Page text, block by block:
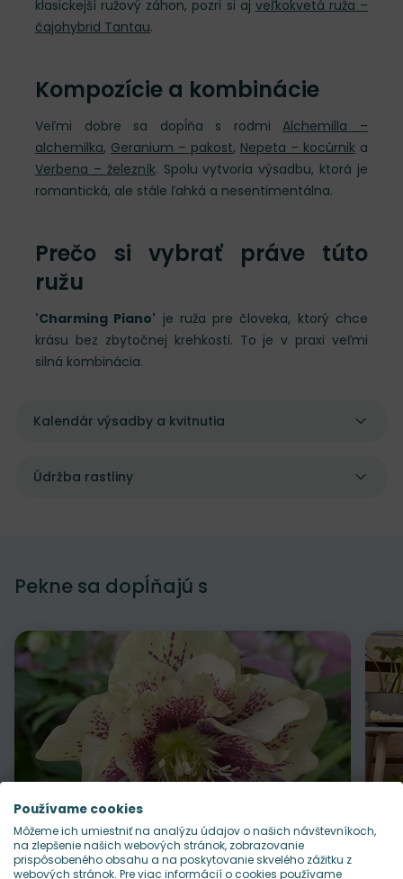
klasickejší ružový záhon, pozri si aj veľkokvetá ruža –
čajohybrid Tantau.
Kompozície a kombinácie
Veľmi dobre sa dopĺňa s rodmiAlchemilla –
alchemilka, Geranium – pakost, Nepeta – kocúrnik a
Verbena – železník. Spolu vytvoria výsadbu, ktorá je
romantická, ale stále ľahká a nesentimentálna.
Prečo si vybrať práve túto
ružu
'Charming Piano' je ruža pre človeka, ktorý chce
krásu bez zbytočnej krehkosti. To je v praxi veľmi
silná kombinácia.
Kalendár výsadby a kvitnutia
Údržba rastliny
Pekne sa dopĺňajú s
Používame cookies
Môžeme ich umiestniť na analýzu údajov o našich návštevníkoch,
na zlepšenie našich webových stránok, zobrazovanie
prispôsobeného obsahu a na poskytovanie skvelého zážitku z
webových stránok. Pre viac informácií o cookies používame